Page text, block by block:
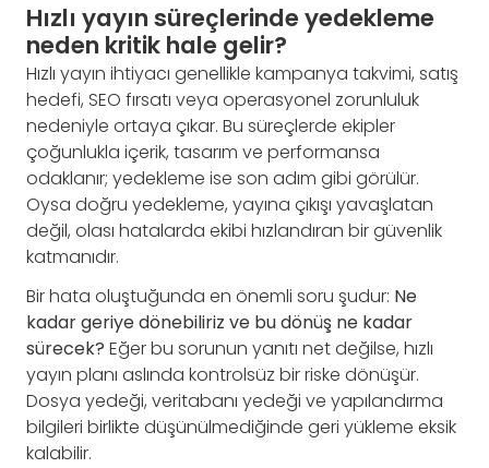
Hızlı yayın süreçlerinde yedekleme
neden kritik hale gelir?
Hızlı yayın ihtiyacı genellikle kampanya takvimi, satış
hedefi, SEO fırsatı veya operasyonel zorunluluk
nedeniyle ortaya çıkar. Bu süreçlerde ekipler
çoğunlukla içerik, tasarım ve performansa
odaklanır; yedekleme ise son adım gibi görülür.
Oysa doğru yedekleme, yayına çıkışı yavaşlatan
değil, olası hatalarda ekibi hızlandıran bir güvenlik
katmanıdır.
Bir hata oluştuğunda en önemli soru şudur: Ne
kadar geriye dönebiliriz ve bu dönüş ne kadar
sürecek? Eğer bu sorunun yanıtı net değilse, hızlı
yayın planı aslında kontrolsüz bir riske dönüşür.
Dosya yedeği, veritabanı yedeği ve yapılandırma
bilgileri birlikte düşünülmediğinde geri yükleme eksik
kalabilir.